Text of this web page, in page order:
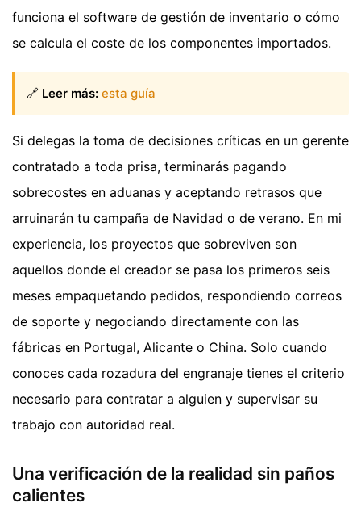
funciona el software de gestión de inventario o cómo
se calcula el coste de los componentes importados.
🔗 Leer más: esta guía
Si delegas la toma de decisiones críticas en un gerente
contratado a toda prisa, terminarás pagando
sobrecostes en aduanas y aceptando retrasos que
arruinarán tu campaña de Navidad o de verano. En mi
experiencia, los proyectos que sobreviven son
aquellos donde el creador se pasa los primeros seis
meses empaquetando pedidos, respondiendo correos
de soporte y negociando directamente con las
fábricas en Portugal, Alicante o China. Solo cuando
conoces cada rozadura del engranaje tienes el criterio
necesario para contratar a alguien y supervisar su
trabajo con autoridad real.
Una verificación de la realidad sin paños
calientes